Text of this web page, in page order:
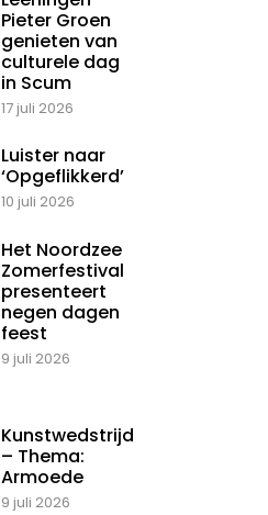
Pieter Groen
genieten van
culturele dag
in Scum
17 juli 2026
Luister naar
‘Opgeflikkerd’
10 juli 2026
Het Noordzee
Zomerfestival
presenteert
negen dagen
feest
9 juli 2026
Kunstwedstrijd
– Thema:
Armoede
9 juli 2026